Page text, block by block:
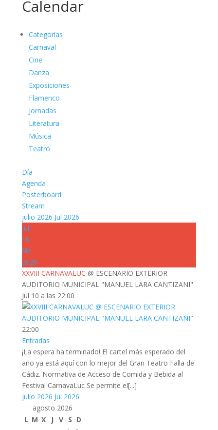
Calendar
Categorías
Carnaval
Cine
Danza
Exposiciones
Flamenco
Jornadas
Literatura
Música
Teatro
Día
Agenda
Posterboard
Stream
julio 2026 Jul 2026
Jul
10
Vie
2026
XXVIII CARNAVALUC @ ESCENARIO EXTERIOR
AUDITORIO MUNICIPAL "MANUEL LARA CANTIZANI"
Jul 10 a las 22:00
22:00
Entradas
¡La espera ha terminado! El cartel más esperado del
año ya está aquí con lo mejor del Gran Teatro Falla de
Cádiz. Normativa de Acceso de Comida y Bebida al
Festival CarnavaLuc Se permite el[...]
julio 2026 Jul 2026
agosto 2026
L M X J V S D